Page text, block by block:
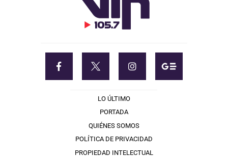
LO ÚLTIMO
PORTADA
QUIÉNES SOMOS
POLÍTICA DE PRIVACIDAD
PROPIEDAD INTELECTUAL